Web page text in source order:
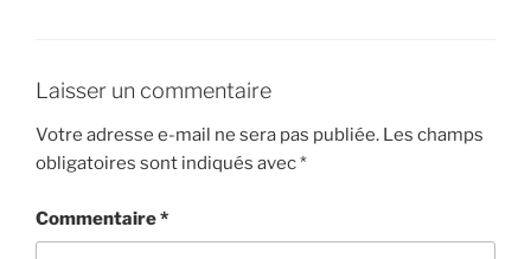
Laisser un commentaire
Votre adresse e-mail ne sera pas publiée. Les champs
obligatoires sont indiqués avec*
Commentaire*